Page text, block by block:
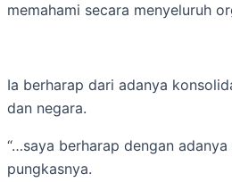
memahami secara menyeluruh
Ia berharap dari adanya
dan negara.
“…saya berharap dengan
pungkasnya.